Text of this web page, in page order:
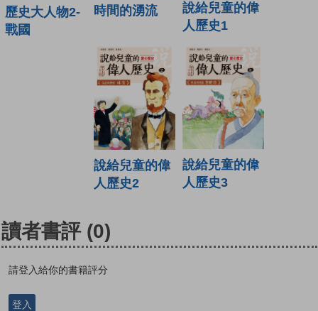
歷史大人物2-
戰國
時間的湧流
說給兒童的偉
人歷史1
說給兒童的偉
人歷史2
說給兒童的偉
人歷史3
讀者書評 (0)
請登入給你的書籍評分
登入